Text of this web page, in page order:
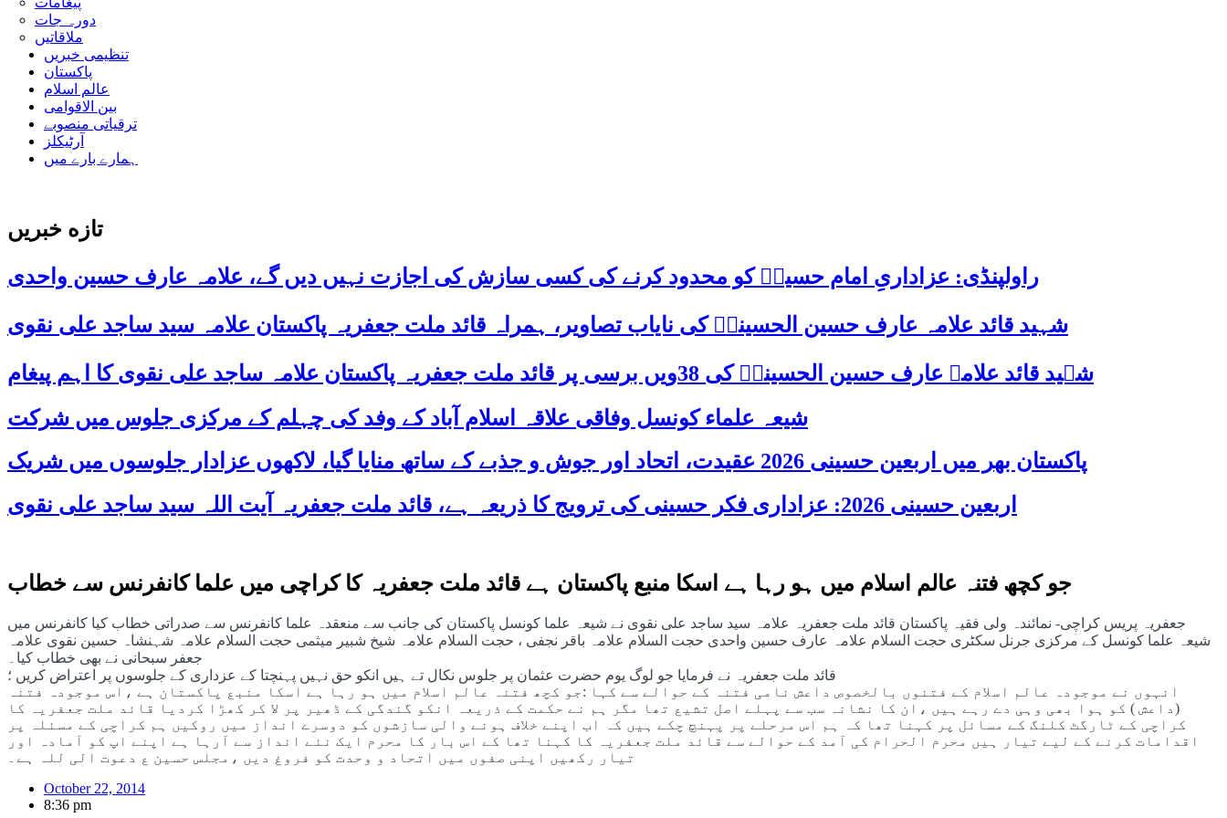
دورہ جات
ملاقاتیں
تنظیمی خبریں
پاکستان
عالم اسلام
بین الاقوامی
ترقیاتی منصوبے
آرٹیکلز
ہمارے بارے میں
تازه خبریں
راولپنڈی: عزاداریِ امام حسینؑ کو محدود کرنے کی کسی سازش کی اجازت نہیں دیں گے، علامہ عارف حسین واحدی
شہید قائد علامہ عارف حسین الحسینیؒ کی نایاب تصاویر، ہمراہ قائد ملت جعفریہ پاکستان علامہ سید ساجد علی نقوی
شہید قائد علامہ عارف حسین الحسینیؒ کی 38ویں برسی پر قائد ملت جعفریہ پاکستان علامہ ساجد علی نقوی کا اہم پیغام
شیعہ علماء کونسل وفاقی علاقہ اسلام آباد کے وفد کی چہلم کے مرکزی جلوس میں شرکت
پاکستان بھر میں اربعین حسینی 2026 عقیدت، اتحاد اور جوش و جذبے کے ساتھ منایا گیا، لاکھوں عزادار جلوسوں میں شریک
اربعین حسینی 2026: عزاداری فکر حسینی کی ترویج کا ذریعہ ہے، قائد ملت جعفریہ آیت اللہ سید ساجد علی نقوی
جو کچھ فتنہ عالم اسلام میں ہو رہا ہے اسکا منبع پاکستان ہے قائد ملت جعفریہ کا کراچی میں علما کانفرنس سے خطاب
جعفریہ پریس کراچی- نمائندہ ولی فقیہ پاکستان قائد ملت جعفریہ علامہ سید ساجد علی نقوی نے شیعہ علما کونسل پاکستان کی جانب سے منعقدہ علما کانفرنس سے صدراتی خطاب کیا کانفرنس میں
شیعہ علما کونسل کے مرکزی جرنل سکٹری حجت السلام علامہ عارف حسین واحدی حجت السلام علامہ باقر نجفی ، حجت السلام علامہ شیخ شبیر میثمی حجت السلام علامہ شہنشاہ حسین نقوی علامہ
جعفر سبحانی نے بھی خطاب کیا۔
قائد ملت جعفریہ نے فرمایا جو لوگ یوم حضرت عثمان پر جلوس نکال تے ہیں انکو حق نہیں پہنچتا کے عزداری کے جلوسوں پر اعتراض کریں ؛
انہوں نے موجودہ عالم اسلام کے فتنوں بالخصوص داعش نامی فتنہ کے حوالے سے کہا :جو کچھ فتنہ عالم اسلام میں ہو رہا ہے اسکا منبع پاکستان ہے ،اس موجودہ فتنہ
(داعش ) کو ہوا بھی وہی دے رہے ہیں ،ان کا نشانہ سب سے پہلے اصل تشیع تھا مگر ہم نے حکمت کے ذریعہ انکو گندگی کے ڈھیر پر لا کر کھڑا کردیا قائد ملت جعفریہ کا
کراچی کے ٹارگٹ کلنگ کے مسائل پر کہنا تھا کہ ہم اس مرحلے پر پہنچ چکے ہیں کہ اب اپنے خلاف ہونے والی سازشوں کو دوسرے انداز میں روکیں ہم کراچی کے مسئلہ پر
اقدامات کرنے کے لیے تیار ہیں محرم الحرام کی آمد کے حوالے سے قائد ملت جعفریہ کا کہنا تھا کے اس بار کا محرم ایک نئے انداز سے آرہا ہے اپنے اپ کو آمادہ اور
تیار رکھیں اپنی صفوں میں اتحاد و وحدت کو فروغ دیں ،مجلس حسین ع دعوت الی للہ ہے۔
October 22, 2014
8:36 pm